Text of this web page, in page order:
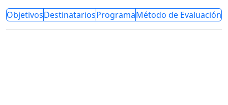
ObjetivosDestinatariosProgramaMétodo de Evaluación